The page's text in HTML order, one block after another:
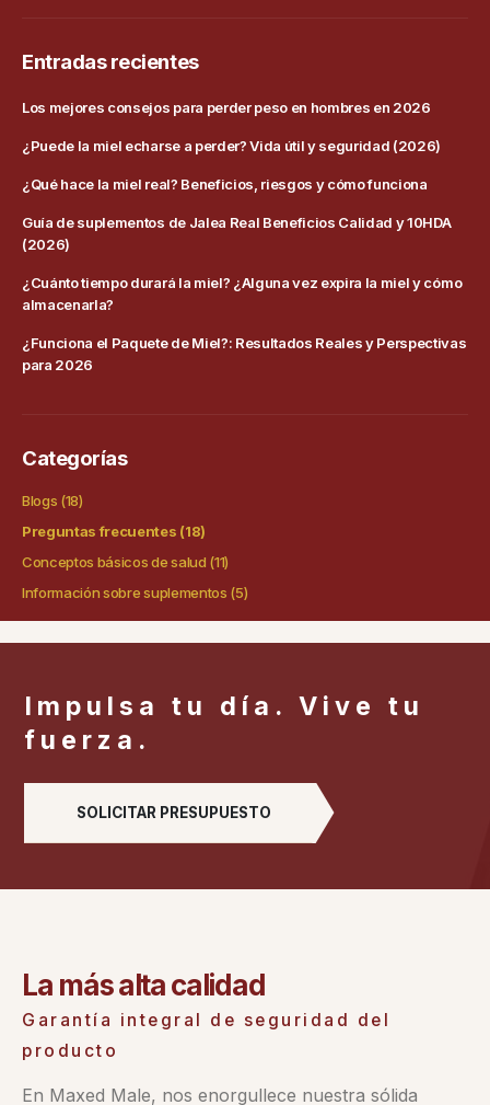
Entradas recientes
Los mejores consejos para perder peso en hombres en 2026
¿Puede la miel echarse a perder? Vida útil y seguridad (2026)
¿Qué hace la miel real? Beneficios, riesgos y cómo funciona
Guía de suplementos de Jalea Real Beneficios Calidad y 10HDA
(2026)
¿Cuánto tiempo durará la miel? ¿Alguna vez expira la miel y cómo
almacenarla?
¿Funciona el Paquete de Miel?: Resultados Reales y Perspectivas
para 2026
Categorías
Blogs (18)
Preguntas frecuentes (18)
Conceptos básicos de salud (11)
Información sobre suplementos (5)
Impulsa tu día. Vive tu
fuerza.
SOLICITAR PRESUPUESTO
La más alta calidad
Garantía integral de seguridad del
producto
En Maxed Male, nos enorgullece nuestra sólida